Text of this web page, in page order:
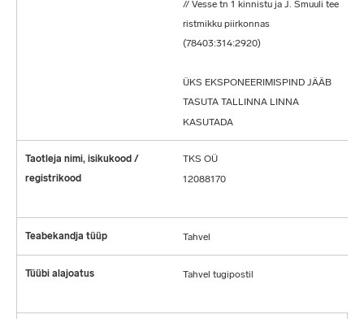
// Vesse tn 1 kinnistu ja J. Smuuli tee
ristmikku piirkonnas
(78403:314:2920)
ÜKS EKSPONEERIMISPIND JÄÄB
TASUTA TALLINNA LINNA
KASUTADA
TKS OÜ
12088170
Tahvel
Tahvel tugipostil